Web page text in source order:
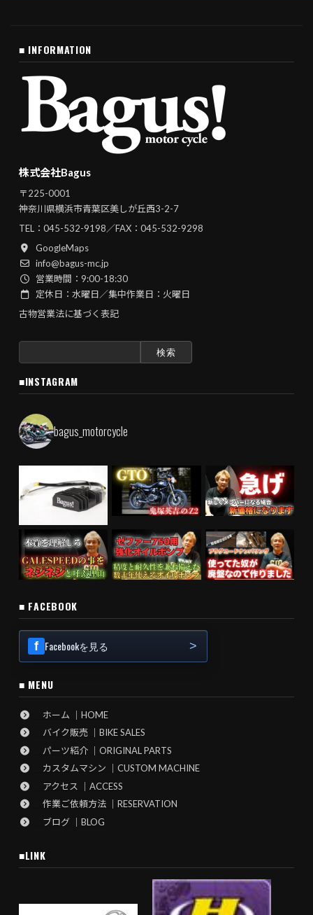
■ INFORMATION
株式会社Bagus
〒225-0001
神奈川県横浜市青葉区美しが丘西3-2-7
TEL： 045-532-9198／FAX：045-532-9298
GoogleMaps
info@bagus-mc.jp
営業時間：9:00-18:30
定休日：水曜日／集中作業日：火曜日
古物営業法に基づく表記
■INSTAGRAM
bagus_motorcycle
■ FACEBOOK
Facebookを見る
■ MENU
ホーム ｜HOME
バイク販売 ｜BIKE SALES
パーツ紹介 ｜ORIGINAL PARTS
カスタムマシン ｜CUSTOM MACHINE
アクセス ｜ACCESS
作業ご依頼方法 ｜RESERVATION
ブログ ｜BLOG
■LINK